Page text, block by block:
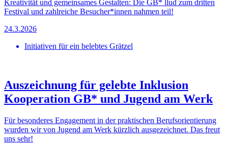
Kreativität und gemeinsames Gestalten: Die GB* llud zum dritten
Festival und zahlreiche Besucher*innen nahmen teil!
24.3.2026
Initiativen für ein belebtes Grätzel
Auszeichnung für gelebte Inklusion
Kooperation GB* und Jugend am Werk
Für besonderes Engagement in der praktischen Berufsorientierung
wurden wir von Jugend am Werk kürzlich ausgezeichnet. Das freut
uns sehr!